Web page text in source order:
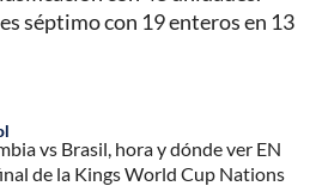
séptimo con 19 enteros en 13
vs Brasil, hora y dónde ver EN
de la Kings World Cup Nations